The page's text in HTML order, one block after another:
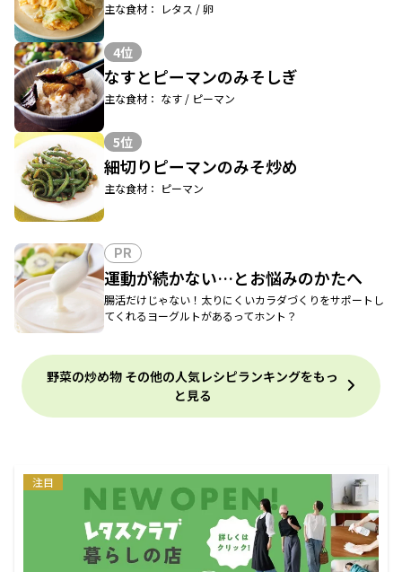
主な食材： レタス / 卵
4位
なすとピーマンのみそしぎ
主な食材： なす / ピーマン
5位
細切りピーマンのみそ炒め
主な食材： ピーマン
PR
運動が続かない…とお悩みのかたへ
腸活だけじゃない！太りにくいカラダづくりをサポートし
てくれるヨーグルトがあるってホント？
野菜の炒め物 その他の人気レシピランキングをもっ
と見る
注目